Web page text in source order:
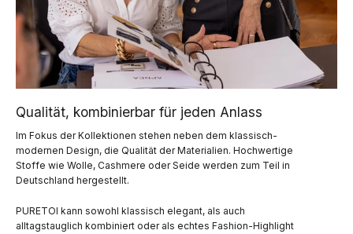
Qualität, kombinierbar für jeden Anlass
Im Fokus der Kollektionen stehen neben dem klassisch-
modernen Design, die Qualität der Materialien. Hochwertige
Stoffe wie Wolle, Cashmere oder Seide werden zum Teil in
Deutschland hergestellt.
PURETOI kann sowohl klassisch elegant, als auch
alltagstauglich kombiniert oder als echtes Fashion-Highlight